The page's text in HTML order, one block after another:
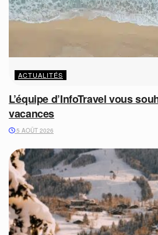
ACTUALITÉS
L’équipe d’InfoTravel vous
vacances
5 AOÛT 2026